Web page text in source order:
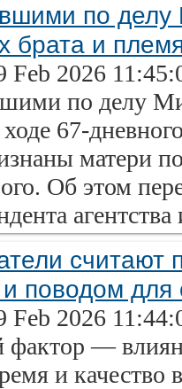
по делу
брата и
2026
по делу
67-
матери
Об этом
агентства
считают
поводом для
2026
фактор —
и качество